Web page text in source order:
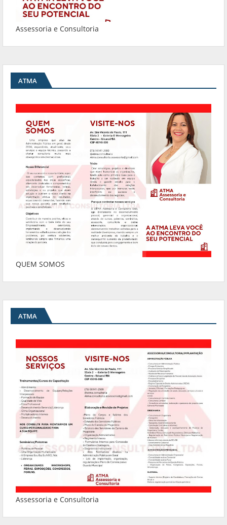
Assessoria e Consultoria
ATMA
QUEM SOMOS
ATMA
Assessoria e Consultoria